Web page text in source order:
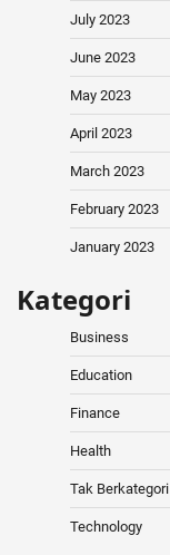
July 2023
June 2023
May 2023
April 2023
March 2023
February 2023
January 2023
Kategori
Business
Education
Finance
Health
Tak Berkategori
Technology